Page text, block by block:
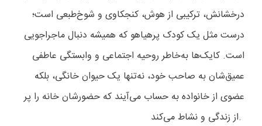
درخشانش، ترکیبی از هوش، کنجکاوی و شوخ‌طبعی است؛
درست مثل یک کودک پرهیاهو که همیشه دنبال ماجراجویی
است. کایک‌ها به‌خاطر روحیه اجتماعی و وابستگی عاطفی
عمیق‌شان به صاحب خود، نه‌تنها یک حیوان خانگی، بلکه
عضوی از خانواده به حساب می‌آیند که حضورشان خانه را پر
از زندگی و نشاط می‌کند.